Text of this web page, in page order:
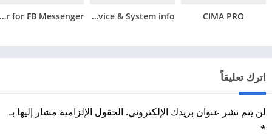
CIMA PRO
CPU X – Device & System info
AutoResponder for FB Messenger
اترك تعليقاً
لن يتم نشر عنوان بريدك الإلكتروني. الحقول الإلزامية مشار إليها بـ
*